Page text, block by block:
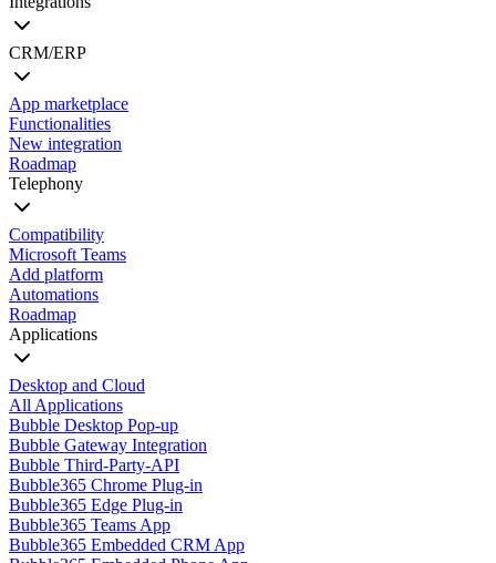
CRM/ERP
App marketplace
Functionalities
New integration
Roadmap
Telephony
Compatibility
Microsoft Teams
Add platform
Automations
Roadmap
Applications
Desktop and Cloud
All Applications
Bubble Desktop Pop-up
Bubble Gateway Integration
Bubble Third-Party-API
Bubble365 Chrome Plug-in
Bubble365 Edge Plug-in
Bubble365 Teams App
Bubble365 Embedded CRM App